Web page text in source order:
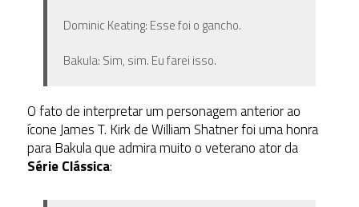
Dominic Keating: Esse foi o gancho.
Bakula: Sim, sim. Eu farei isso.
O fato de interpretar um personagem anterior ao
ícone James T. Kirk de William Shatner foi uma honra
para Bakula que admira muito o veterano ator da
Série Clássica: